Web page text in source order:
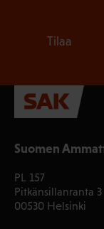
Suomen
PL 157
Pitkänsillanranta 3
00530 Helsinki
Tilaa